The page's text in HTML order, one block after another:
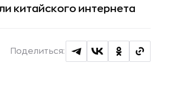
китайского интернета
Поделиться: